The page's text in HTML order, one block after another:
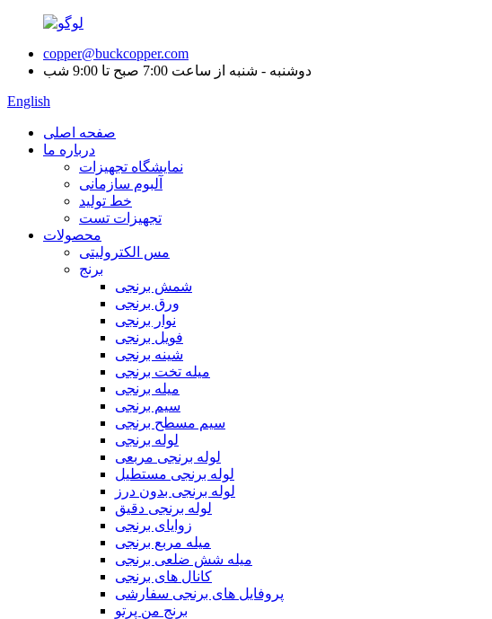
copper@buckcopper.com
دوشنبه - شنبه از ساعت 7:00 صبح تا 9:00 شب
English
صفحه اصلی
درباره ما
نمایشگاه تجهیزات
آلبوم سازمانی
خط تولید
تجهیزات تست
محصولات
مس الکترولیتی
برنج
شمش برنجی
ورق برنجی
نوار برنجی
فویل برنجی
شینه برنجی
میله تخت برنجی
میله برنجی
سیم برنجی
سیم مسطح برنجی
لوله برنجی
لوله برنجی مربعی
لوله برنجی مستطیل
لوله برنجی بدون درز
لوله برنجی دقیق
زوایای برنجی
میله مربع برنجی
میله شش ضلعی برنجی
کانال های برنجی
پروفایل های برنجی سفارشی
برنج من پرتو